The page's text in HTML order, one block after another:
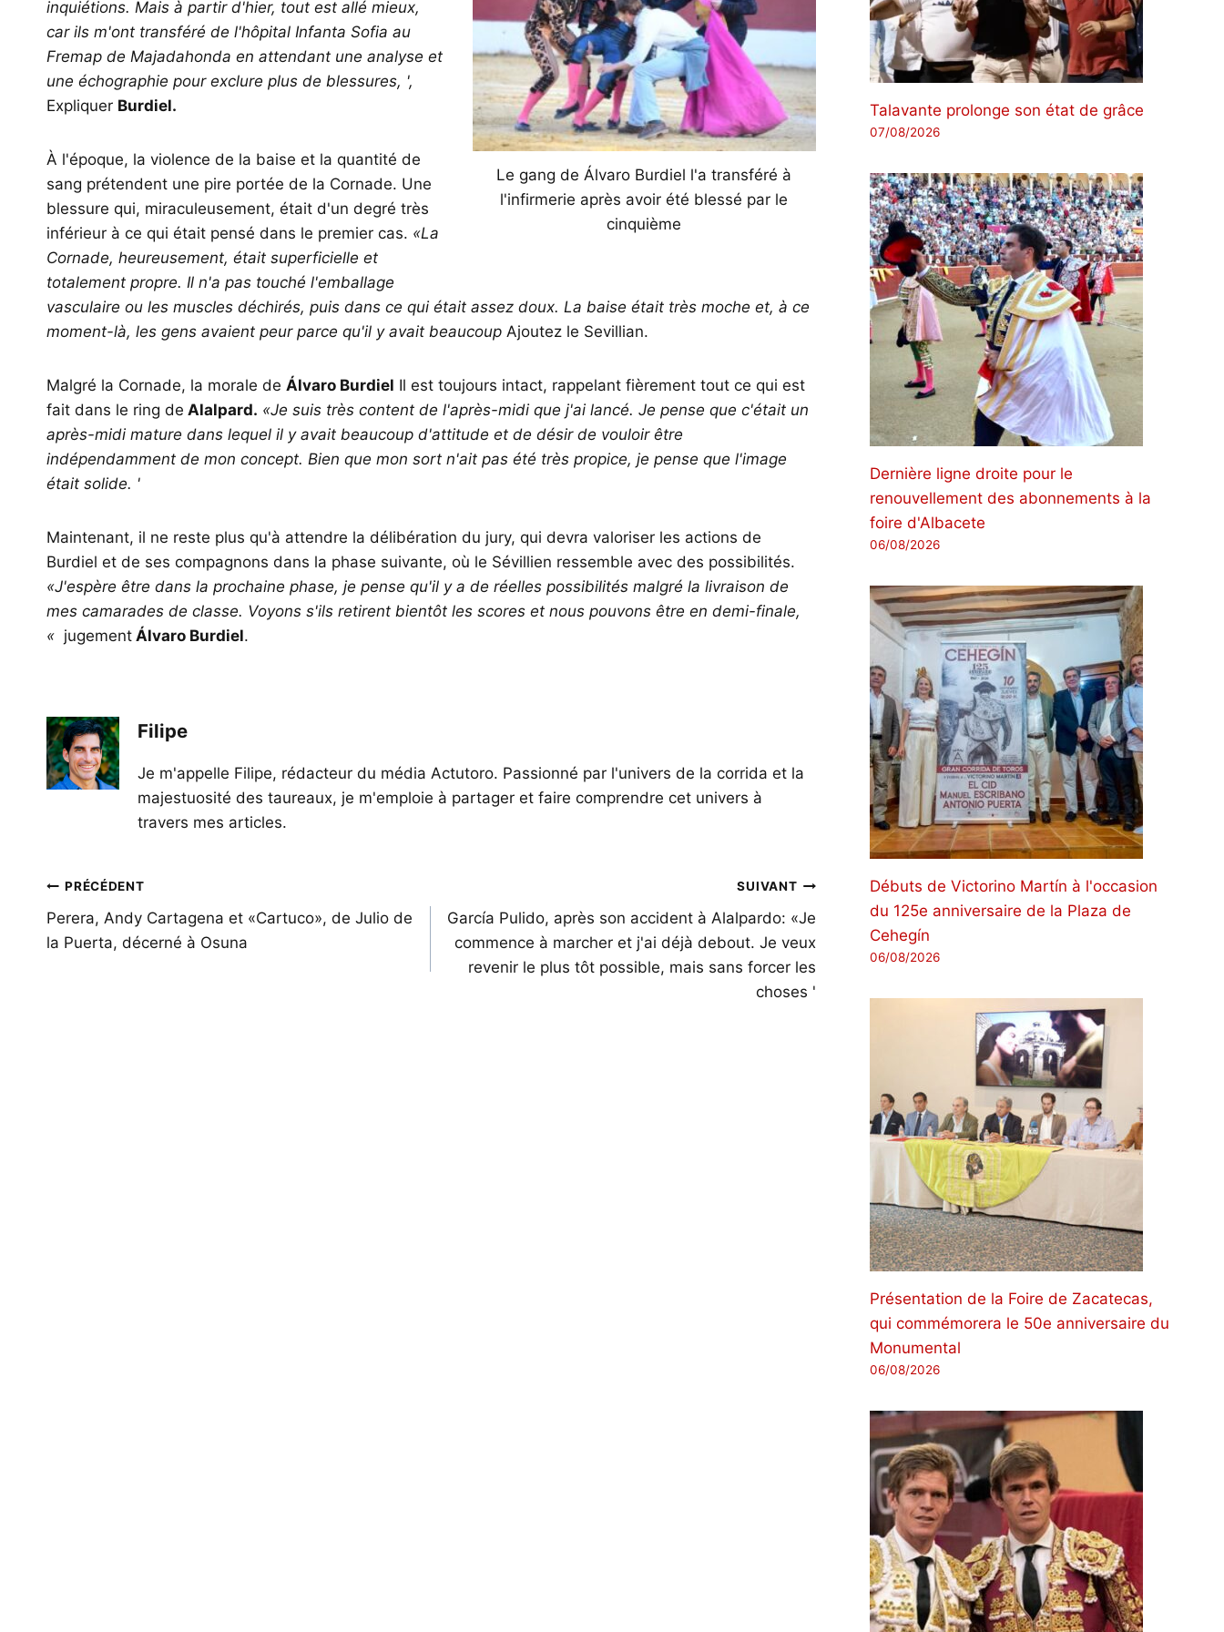
Le gang de Álvaro Burdiel l'a transféré à
l'infirmerie après avoir été blessé par le
cinquième
inquiétions. Mais à partir d'hier, tout est allé mieux,
car ils m'ont transféré de l'hôpital Infanta Sofia au
Fremap de Majadahonda en attendant une analyse et
une échographie pour exclure plus de blessures, ',
Expliquer Burdiel.
À l'époque, la violence de la baise et la quantité de
sang prétendent une pire portée de la Cornade. Une
blessure qui, miraculeusement, était d'un degré très
inférieur à ce qui était pensé dans le premier cas. «La
Cornade, heureusement, était superficielle et
totalement propre. Il n'a pas touché l'emballage
vasculaire ou les muscles déchirés, puis dans ce qui était assez doux. La baise était très moche et, à ce
moment-là, les gens avaient peur parce qu'il y avait beaucoup Ajoutez le Sevillian.
Malgré la Cornade, la morale de Álvaro Burdiel Il est toujours intact, rappelant fièrement tout ce qui est
fait dans le ring de Alalpard. «Je suis très content de l'après-midi que j'ai lancé. Je pense que c'était un
après-midi mature dans lequel il y avait beaucoup d'attitude et de désir de vouloir être
indépendamment de mon concept. Bien que mon sort n'ait pas été très propice, je pense que l'image
était solide. '
Maintenant, il ne reste plus qu'à attendre la délibération du jury, qui devra valoriser les actions de
Burdiel et de ses compagnons dans la phase suivante, où le Sévillien ressemble avec des possibilités.
«J'espère être dans la prochaine phase, je pense qu'il y a de réelles possibilités malgré la livraison de
mes camarades de classe. Voyons s'ils retirent bientôt les scores et nous pouvons être en demi-finale,
« jugement Álvaro Burdiel.
Filipe
Je m'appelle Filipe, rédacteur du média Actutoro. Passionné par l'univers de la corrida et la
majestuosité des taureaux, je m'emploie à partager et faire comprendre cet univers à
travers mes articles.
Navigation
de
l’article
PRÉCÉDENT
Perera, Andy Cartagena et «Cartuco», de Julio de
la Puerta, décerné à Osuna
SUIVANT
García Pulido, après son accident à Alalpardo: «Je
commence à marcher et j'ai déjà debout. Je veux
revenir le plus tôt possible, mais sans forcer les
choses '
Talavante prolonge son état de grâce
07/08/2026
Dernière ligne droite pour le
renouvellement des abonnements à la
foire d'Albacete
06/08/2026
Débuts de Victorino Martín à l'occasion
du 125e anniversaire de la Plaza de
Cehegín
06/08/2026
Présentation de la Foire de Zacatecas,
qui commémorera le 50e anniversaire du
Monumental
06/08/2026